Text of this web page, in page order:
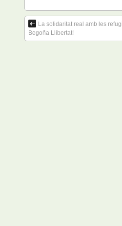
La solidaritat real amb les
Begoña Llibertat!